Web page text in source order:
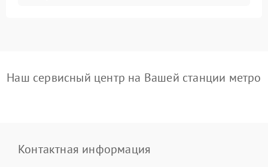
Наш сервисный центр на Вашей станции метро
Контактная информация